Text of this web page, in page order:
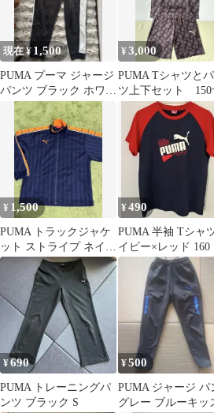
現在 ¥ 1,500
PUMA プーマ ジャージ
パンツ ブラック ホワイ
¥3,000
PUMA Tシャツと
ツ上下セット 150
¥ 1,500
PUMA トラックジャケ
ット ストライプ ネイビ
ー オレンジ
¥490
PUMA 半袖 Tシャ
イビー×レッド 160
¥690
PUMA トレーニングパ
ンツ ブラック S
¥500
PUMA ジャージ パ
グレー ブルーキッ